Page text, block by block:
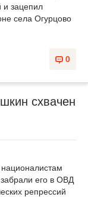
и зацепил
села Огурцово
0
схвачен
националистам
его в ОВД
репрессий